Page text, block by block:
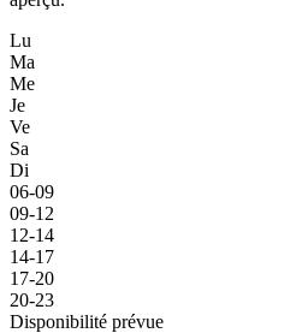
Lu
Ma
Me
Je
Ve
Sa
Di
06-09
09-12
12-14
14-17
17-20
20-23
Disponibilité prévue